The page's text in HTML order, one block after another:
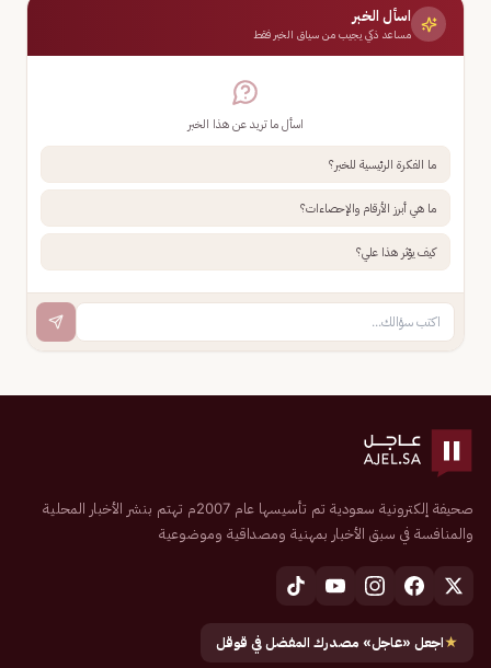
اسأل الخبر
مساعد ذكي يجيب من سياق الخبر فقط
اسأل ما تريد عن هذا الخبر
ما الفكرة الرئيسية للخبر؟
ما هي أبرز الأرقام والإحصاءات؟
كيف يؤثر هذا علي؟
صحيفة إلكترونية سعودية تم تأسيسها عام 2007م تهتم بنشر الأخبار المحلية
والمنافسة في سبق الأخبار بمهنية ومصداقية وموضوعية
★اجعل «عاجل» مصدرك المفضل في قوقل